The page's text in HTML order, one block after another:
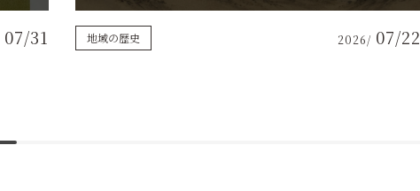
07/31 地域の歴史 2026/ 07/22